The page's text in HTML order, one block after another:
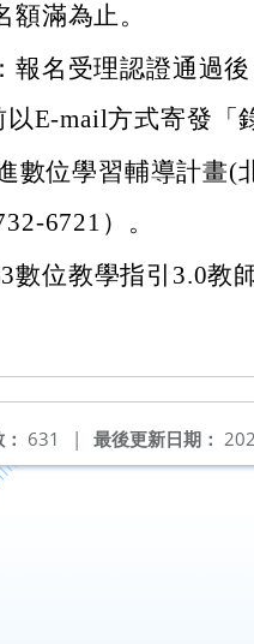
額滿為止。
報名受理認證通過
E-mail方式寄發「
數位學習輔導計畫(
6721）。
數位教學指引3.0教
最後更新日期：
631 |